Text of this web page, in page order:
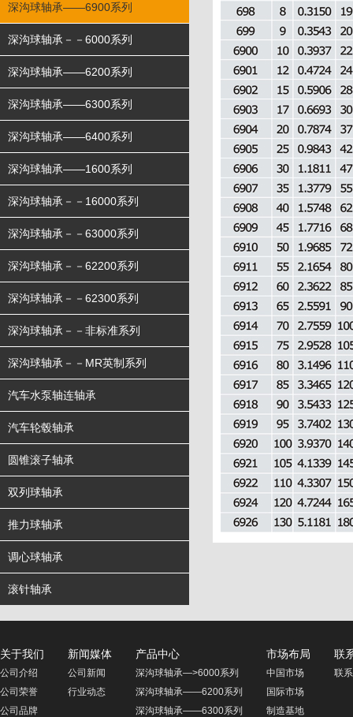
深沟球轴承——6900系列
深沟球轴承－－6000系列
深沟球轴承——6200系列
深沟球轴承——6300系列
深沟球轴承——6400系列
深沟球轴承——1600系列
深沟球轴承－－16000系列
深沟球轴承－－63000系列
深沟球轴承－－62200系列
深沟球轴承－－62300系列
深沟球轴承－－非标准系列
深沟球轴承－－MR英制系列
汽车水泵轴连轴承
汽车轮毂轴承
圆锥滚子轴承
双列球轴承
推力球轴承
调心球轴承
滚针轴承
关于我们
公司介绍
公司荣誉
公司品牌
新闻媒体
公司新闻
行业动态
产品中心
深沟球轴承—>6000系列
深沟球轴承——6200系列
深沟球轴承——6300系列
市场布局
中国市场
国际市场
制造基地
联
联